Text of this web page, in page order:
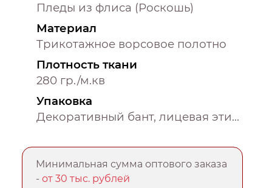
Пледы из флиса (Роскошь)
Материал
Трикотажное ворсовое полотно
Плотность ткани
280 гр./м.кв
Упаковка
Декоративный бант, лицевая этикетка, пакет ПВХ
Минимальная сумма оптового заказа
-от 30 тыс. рублей